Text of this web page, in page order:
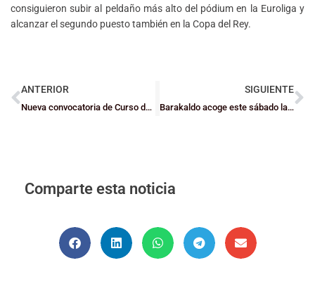
consiguieron subir al peldaño más alto del pódium en la Euroliga y
alcanzar el segundo puesto también en la Copa del Rey.
ANTERIOR
Nueva convocatoria de Curso de Primeros Auxilios de Asfedebi
SIGUIENTE
Barakaldo acoge este sábado la final de la Euskal Kopa ACB
Comparte esta noticia